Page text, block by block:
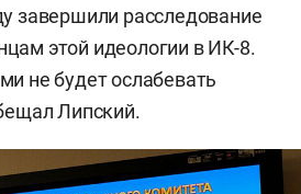
завершили расследование
этой идеологии в ИК-8.
не будет ослабевать
Липский.